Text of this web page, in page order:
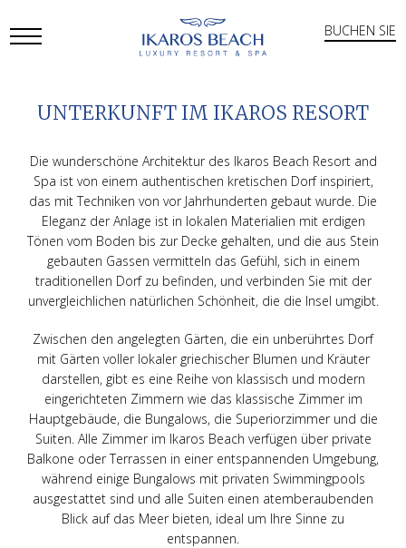
BUCHEN SIE
Mobile
UNTERKUNFT IM IKAROS RESORT
Die wunderschöne Architektur des Ikaros Beach Resort and
Spa ist von einem authentischen kretischen Dorf inspiriert,
das mit Techniken von vor Jahrhunderten gebaut wurde. Die
Eleganz der Anlage ist in lokalen Materialien mit erdigen
Tönen vom Boden bis zur Decke gehalten, und die aus Stein
gebauten Gassen vermitteln das Gefühl, sich in einem
traditionellen Dorf zu befinden, und verbinden Sie mit der
unvergleichlichen natürlichen Schönheit, die die Insel umgibt.
Zwischen den angelegten Gärten, die ein unberührtes Dorf
mit Gärten voller lokaler griechischer Blumen und Kräuter
darstellen, gibt es eine Reihe von klassisch und modern
eingerichteten Zimmern wie das klassische Zimmer im
Hauptgebäude, die Bungalows, die Superiorzimmer und die
Suiten. Alle Zimmer im Ikaros Beach verfügen über private
Balkone oder Terrassen in einer entspannenden Umgebung,
während einige Bungalows mit privaten Swimmingpools
ausgestattet sind und alle Suiten einen atemberaubenden
Blick auf das Meer bieten, ideal um Ihre Sinne zu
entspannen.